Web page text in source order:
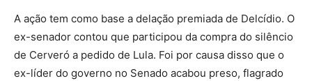
A ação tem como base a delação premiada de Delcídio. O
ex-senador contou que participou da compra do silêncio
de Cerveró a pedido de Lula. Foi por causa disso que o
ex-líder do governo no Senado acabou preso, flagrado